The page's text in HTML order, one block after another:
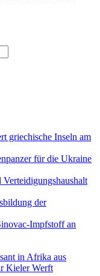
griechische Inseln am
für die Ukraine
der
Impfstoff an
in Afrika aus
Kieler Werft